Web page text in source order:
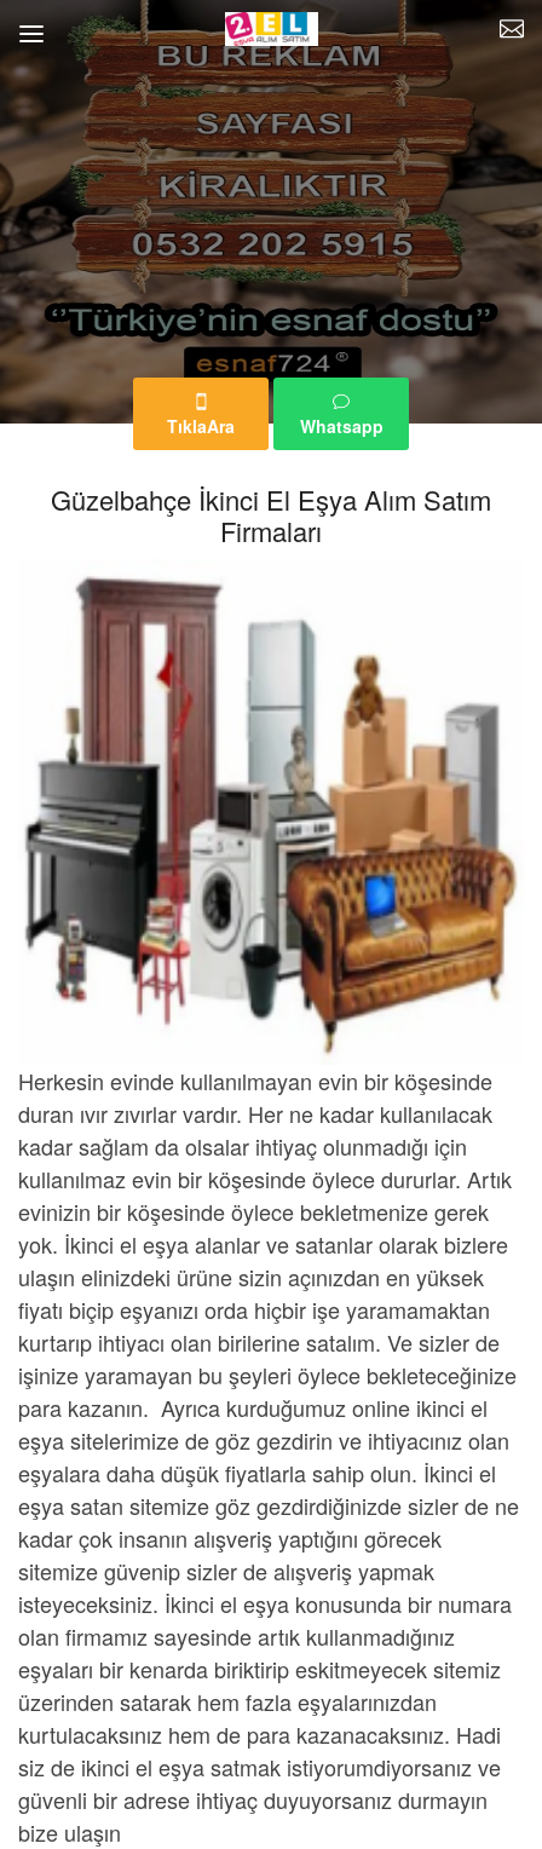
TıklaAra Whatsapp
Güzelbahçe İkinci El Eşya Alım Satım
Firmaları
Herkesin evinde kullanılmayan evin bir köşesinde
duran ıvır zıvırlar vardır. Her ne kadar kullanılacak
kadar sağlam da olsalar ihtiyaç olunmadığı için
kullanılmaz evin bir köşesinde öylece dururlar. Artık
evinizin bir köşesinde öylece bekletmenize gerek
yok. İkinci el eşya alanlar ve satanlarolarak bizlere
ulaşın elinizdeki ürüne sizin açınızdan en yüksek
fiyatı biçip eşyanızı orda hiçbir işe yaramamaktan
kurtarıp ihtiyacı olan birilerine satalım. Ve sizler de
işinize yaramayan bu şeyleri öylece bekleteceğinize
para kazanın. Ayrıca kurduğumuz online ikinci el
eşya sitelerimizede göz gezdirin ve ihtiyacınız olan
eşyalara daha düşük fiyatlarla sahip olun. İkinci el
eşya satan sitemize göz gezdirdiğinizde sizler de ne
kadar çok insanın alışveriş yaptığını görecek
sitemize güvenip sizler de alışveriş yapmak
isteyeceksiniz. İkinci el eşya konusunda bir numara
olan firmamız sayesinde artık kullanmadığınız
eşyaları bir kenarda biriktirip eskitmeyecek sitemiz
üzerinden satarak hem fazla eşyalarınızdan
kurtulacaksınız hem de para kazanacaksınız. Hadi
siz de ikinci el eşya satmak istiyorumdiyorsanız ve
güvenli bir adrese ihtiyaç duyuyorsanız durmayın
bize ulaşın